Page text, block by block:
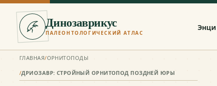
Динозаврикус
ПАЛЕОНТОЛОГИЧЕСКИЙ АТЛАС
ГЛАВНАЯ/ОРНИТОПОДЫ
/ДРИОЗАВР: СТРОЙНЫЙ ОРНИТОПОД ПОЗДНЕЙ ЮРЫ